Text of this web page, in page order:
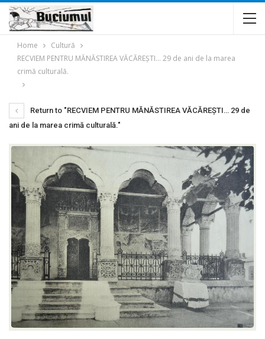
Home
Cultură
RECVIEM PENTRU MĂNĂSTIREA VĂCĂREŞTI… 29 de ani de la marea
crimă culturală.
Return to "RECVIEM PENTRU MĂNĂSTIREA VĂCĂREŞTI… 29 de
ani de la marea crimă culturală."